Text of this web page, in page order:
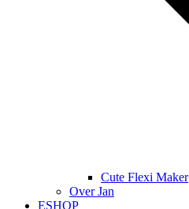
Cute Flexi Maker
Over Jan
ESHOP